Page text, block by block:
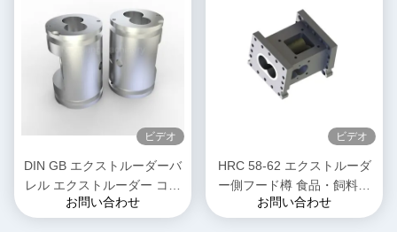
ビデオ
DIN GB エクストルーダーバ
レル エクストルーダー コン
ビバレル エクストルーショ
お問い合わせ
ビデオ
HRC 58-62 エクストルーダ
ー側フード樽 食品・飼料産
業用 磨き
お問い合わせ